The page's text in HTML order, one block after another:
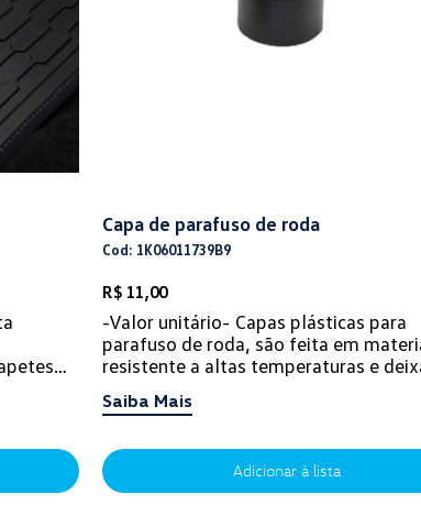
Capa de parafuso de roda
Cod: 1K06011739B9
R$ 11,00
-Valor unitário- Capas plásticas para
parafuso de roda, são feita em
resistente a altas temperaturas e
Saiba Mais
Adicionar à lista